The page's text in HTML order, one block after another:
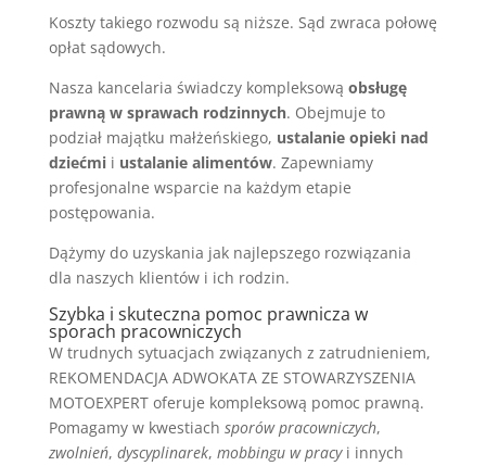
Koszty takiego rozwodu są niższe. Sąd zwraca połowę
opłat sądowych.
Nasza kancelaria świadczy kompleksową obsługę
prawną w sprawach rodzinnych. Obejmuje to
podział majątku małżeńskiego, ustalanie opieki nad
dziećmii ustalanie alimentów. Zapewniamy
profesjonalne wsparcie na każdym etapie
postępowania.
Dążymy do uzyskania jak najlepszego rozwiązania
dla naszych klientów i ich rodzin.
Szybka i skuteczna pomoc prawnicza w
sporach pracowniczych
W trudnych sytuacjach związanych z zatrudnieniem,
REKOMENDACJA ADWOKATA ZE STOWARZYSZENIA
MOTOEXPERT oferuje kompleksową pomoc prawną.
Pomagamy w kwestiach sporów pracowniczych,
zwolnień, dyscyplinarek, mobbingu w pracyi innych